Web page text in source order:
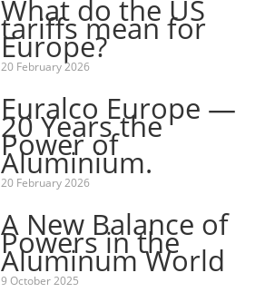
What do the US
tariffs mean for
Europe?
20 February 2026
Euralco Europe —
20 Years the
Power of
Aluminium.
20 February 2026
A New Balance of
Powers in the
Aluminum World
9 October 2025